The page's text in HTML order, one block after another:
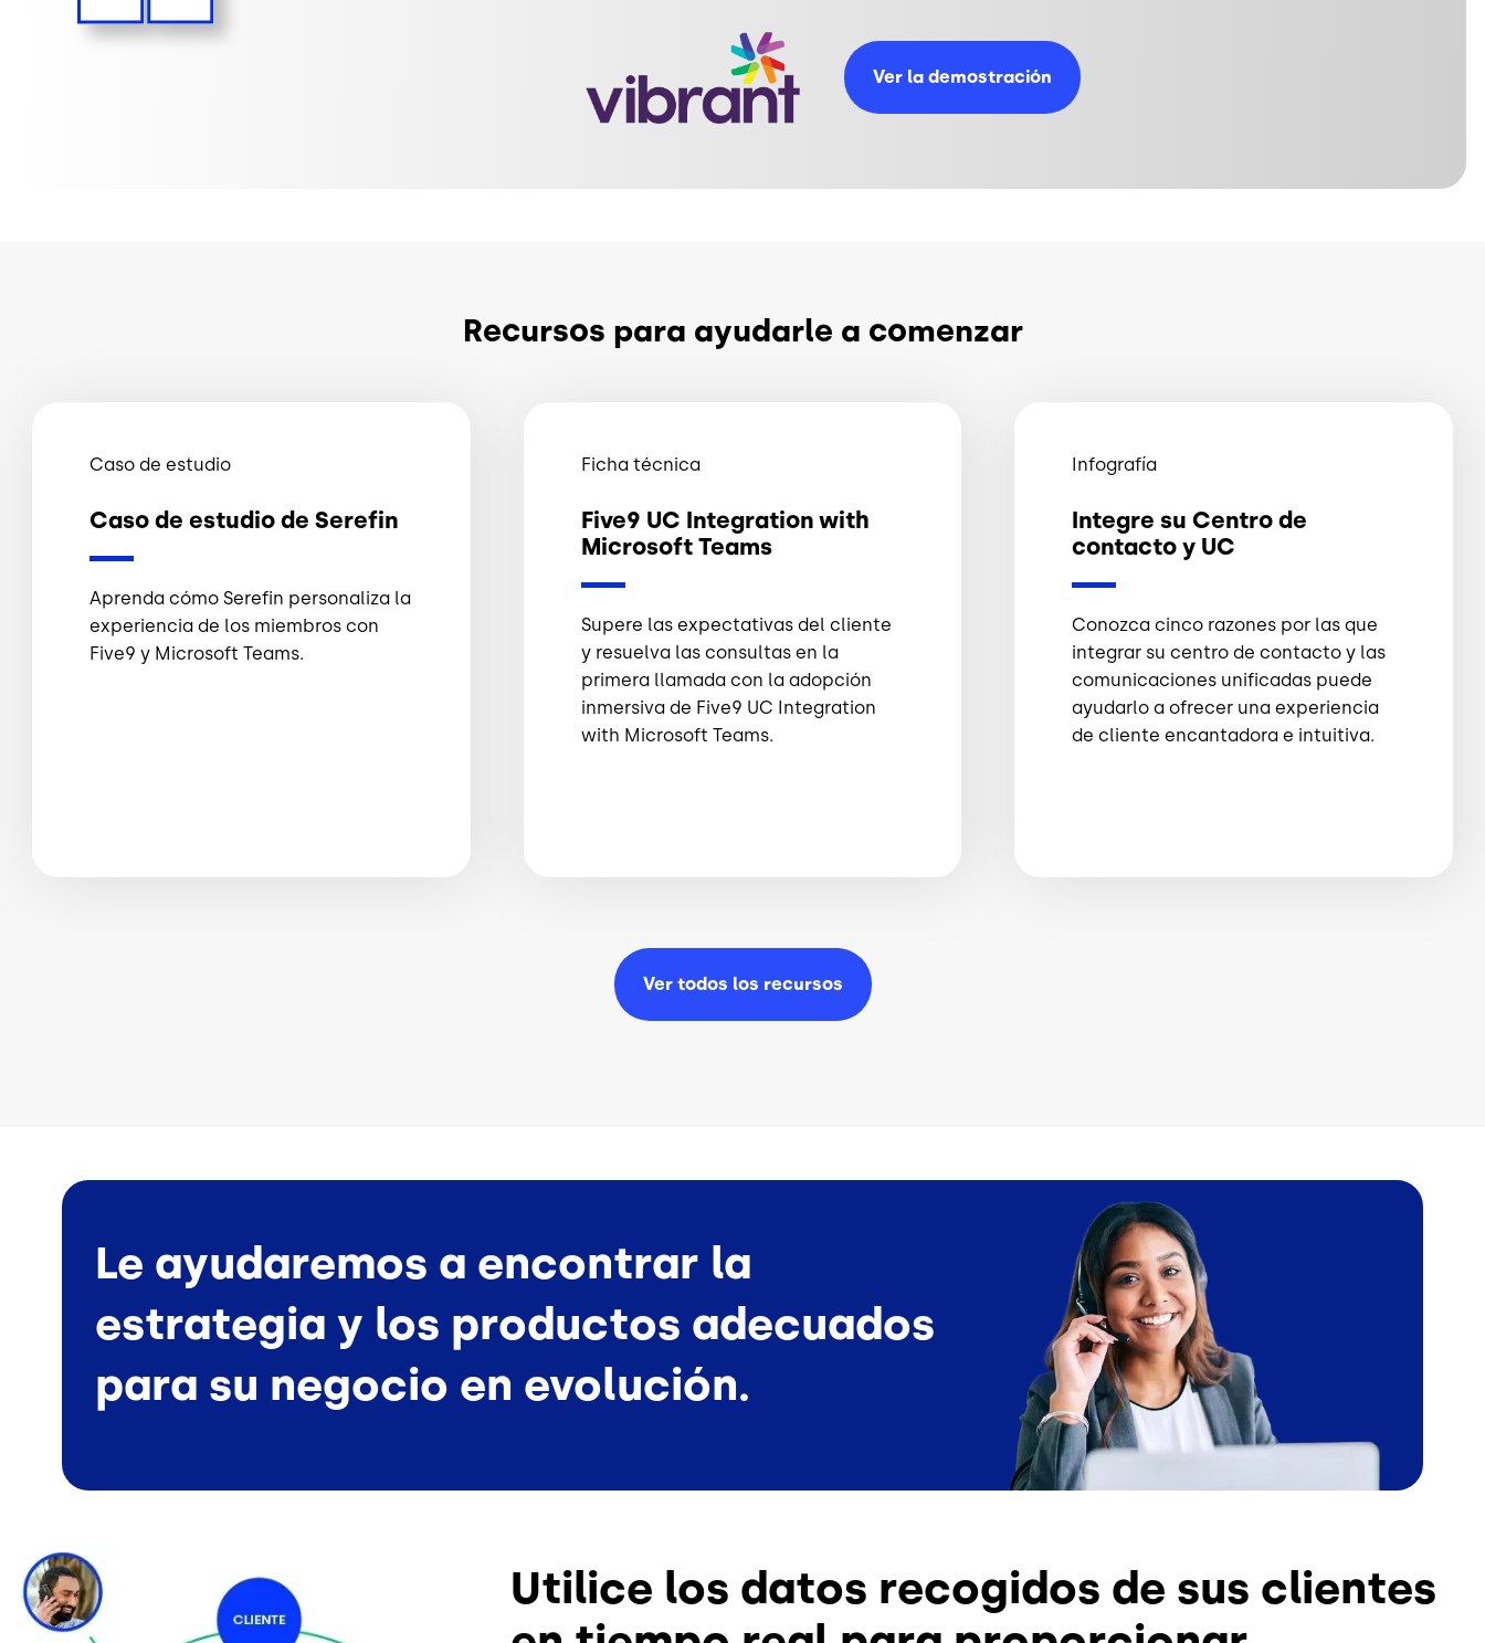
Ver la demostración
Recursos para ayudarle a comenzar
Caso de estudio
Caso de estudio de Serefin
Aprenda cómo Serefin personaliza la
experiencia de los miembros con
Five9 y Microsoft Teams.
Ficha técnica
Five9 UC Integration with
Microsoft Teams
Supere las expectativas del cliente
y resuelva las consultas en la
primera llamada con la adopción
inmersiva de Five9 UC Integration
with Microsoft Teams.
Infografía
Integre su Centro de
contacto y UC
Conozca cinco razones por las que
integrar su centro de contacto y las
comunicaciones unificadas puede
ayudarlo a ofrecer una experiencia
de cliente encantadora e intuitiva.
Ver todos los recursos
Le ayudaremos a encontrar la
estrategia y los productos adecuados
para su negocio en evolución.
Image
Utilice los datos recogidos de sus clientes